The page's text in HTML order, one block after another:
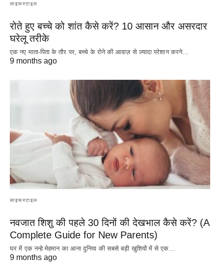
लाइफस्टाइल
रोते हुए बच्चे को शांत कैसे करें? 10 आसान और असरदार
घरेलू तरीके
एक नए माता-पिता के तौर पर, बच्चे के रोने की आवाज़ से ज़्यादा परेशान करने…
9 months ago
लाइफस्टाइल
नवजात शिशु की पहले 30 दिनों की देखभाल कैसे करें? (A
Complete Guide for New Parents)
घर में एक नन्हे मेहमान का आना दुनिया की सबसे बड़ी खुशियों में से एक…
9 months ago